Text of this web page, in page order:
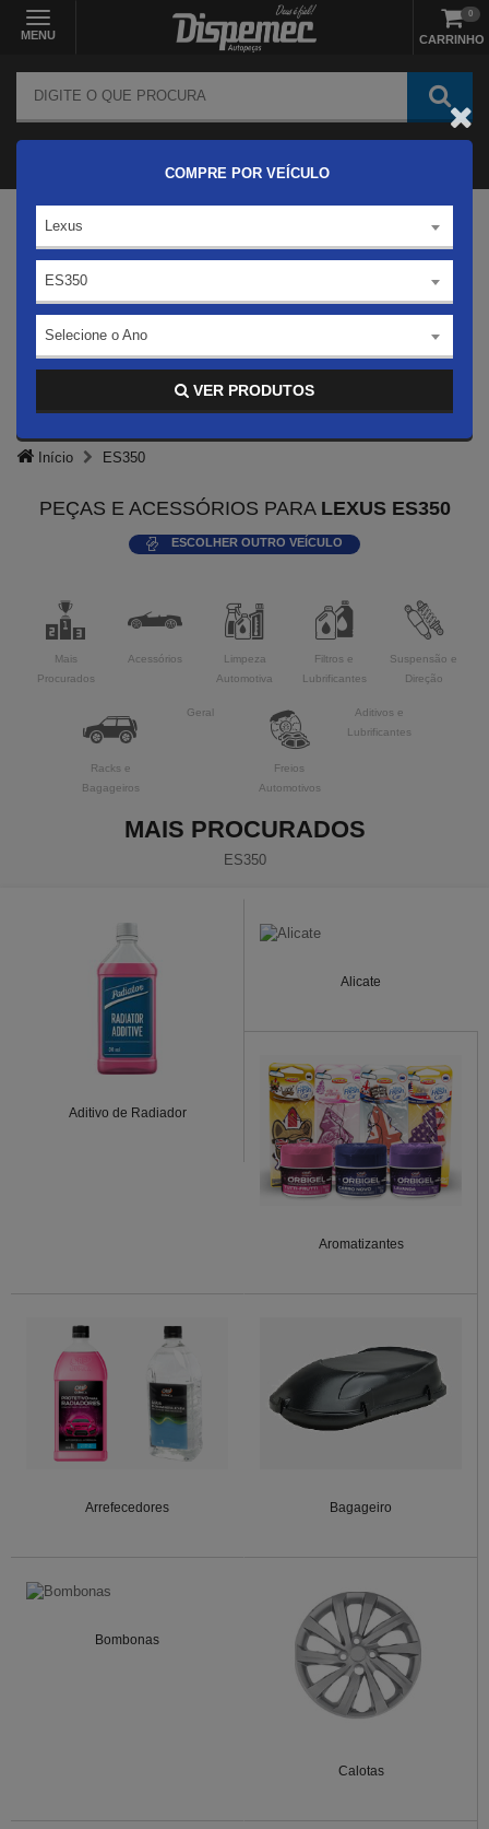
MENU CARRINHO
0
COMPRE POR VEÍCULO
Lexus
ES350
Selecione o Ano
VER PRODUTOS
Início ES350
PEÇAS E ACESSÓRIOS PARA LEXUS ES350
ESCOLHER OUTRO VEÍCULO
Mais
Procurados
Acessórios
Limpeza
Automotiva
Filtros e
Lubrificantes
Suspensão e
Direção
Racks e
Bagageiros
Geral
Freios
Automotivos
Aditivos e
Lubrificantes
MAIS PROCURADOS
ES350
Aditivo de Radiador
Alicate
Aromatizantes
Arrefecedores Bagageiro
Bombonas
Calotas